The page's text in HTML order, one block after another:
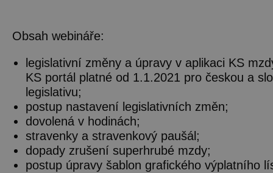
Obsah webináře:
legislativní změny a úpravy v aplikaci KS
KS portál platné od 1.1.2021 pro českou a
legislativu;
postup nastavení legislativních změn;
dovolená v hodinách;
stravenky a stravenkový paušál;
dopady zrušení superhrubé mzdy;
postup úpravy šablon grafického výplatního